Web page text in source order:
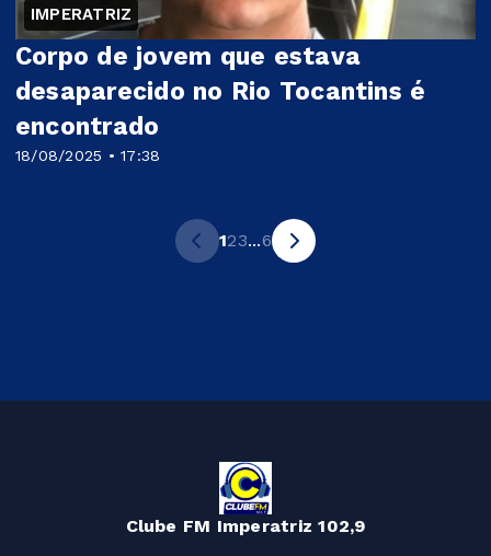
IMPERATRIZ
18/08/2025 • 17:38
Corpo de jovem que estava
desaparecido no Rio Tocantins é
encontrado
123...6
Clube FM Imperatriz 102,9